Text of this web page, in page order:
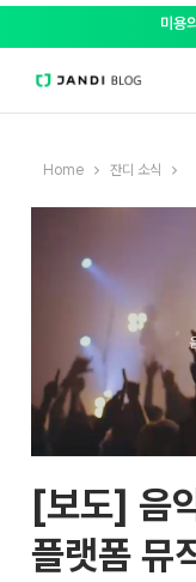
미용
Home 잔디 소식
[보도] 음
플랫폼 뮤